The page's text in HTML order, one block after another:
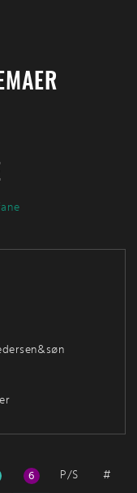
6 P/S #